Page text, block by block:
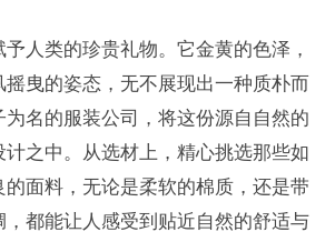
人类的珍贵礼物。它金黄的色泽，
曳的姿态，无不展现出一种质朴而
名的服装公司，将这份源自自然的
计之中。从选材上，精心挑选那些如
的面料，无论是柔软的棉质，还是带
都能让人感受到贴近自然的舒适与